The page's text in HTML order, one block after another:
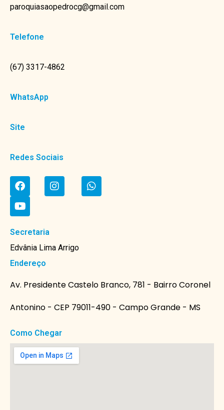
paroquiasaopedrocg@gmail.com
Telefone
(67) 3317-4862
WhatsApp
Site
Redes Sociais
Secretaria
Edvânia Lima Arrigo
Endereço
Av. Presidente Castelo Branco, 781 - Bairro Coronel
Antonino - CEP 79011-490 - Campo Grande - MS
Como Chegar